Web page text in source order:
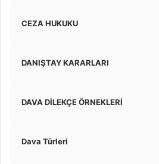
CEZA HUKUKU
DANIŞTAY KARARLARI
DAVA DİLEKÇE ÖRNEKLERİ
Dava Türleri